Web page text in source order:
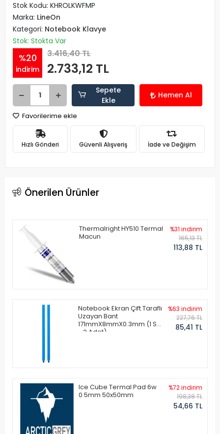
Stok Kodu: KHROLKWFMP
Marka: LineOn
Kategori: Notebook Klavye
Stok: Stokta Var
%20
indirim
3.416,40 TL
2.733,12 TL
Sepete
Ekle
Hemen Al
Favorilerime ekle
Hızlı Gönderi Güvenli Alışveriş İade ve Değişim
Önerilen Ürünler
Thermalright HY510 Termal
Macun
%31 indirim
165,13 TL
113,88 TL
Notebook Ekran Çift Taraflı
Uzayan Bant
171mmX8mmX0.3mm (1 Set
- 2 Adet)
%63 indirim
227,76 TL
85,41 TL
Ice Cube Termal Pad 6w
0.5mm 50x50mm
%72 indirim
198,38 TL
54,66 TL